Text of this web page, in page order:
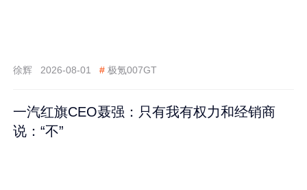
徐辉 2026-08-01 # 极氪007GT
一汽红旗CEO聂强：只有我有权力和经销商
说：“不”